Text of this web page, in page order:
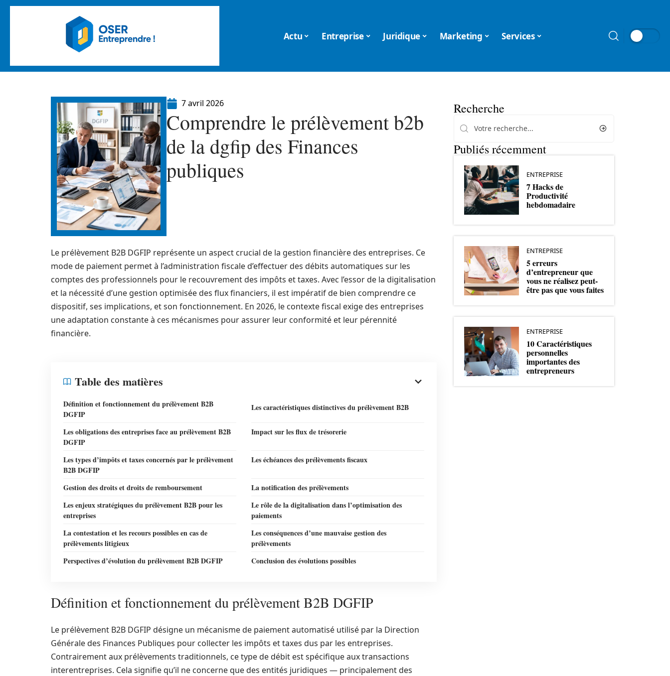
Actu Entreprise Juridique Marketing Services
7 avril 2026
Comprendre le prélèvement b2b
de la dgfip des Finances
publiques
Le prélèvement B2B DGFIP représente un aspect crucial de la gestion financière des entreprises. Ce
mode de paiement permet à l’administration fiscale d’effectuer des débits automatiques sur les
comptes des professionnels pour le recouvrement des impôts et taxes. Avec l’essor de la digitalisation
et la nécessité d’une gestion optimisée des flux financiers, il est impératif de bien comprendre ce
dispositif, ses implications, et son fonctionnement. En 2026, le contexte fiscal exige des entreprises
une adaptation constante à ces mécanismes pour assurer leur conformité et leur pérennité
financière.
Table des matières
Définition et fonctionnement du prélèvement B2B
DGFIP
Les caractéristiques distinctives du prélèvement B2B
Les obligations des entreprises face au prélèvement B2B
DGFIP
Impact sur les flux de trésorerie
Les types d’impôts et taxes concernés par le prélèvement
B2B DGFIP
Les échéances des prélèvements fiscaux
Gestion des droits et droits de remboursement
La notification des prélèvements
Les enjeux stratégiques du prélèvement B2B pour les
entreprises
Le rôle de la digitalisation dans l’optimisation des
paiements
La contestation et les recours possibles en cas de
prélèvements litigieux
Les conséquences d’une mauvaise gestion des
prélèvements
Perspectives d’évolution du prélèvement B2B DGFIP
Conclusion des évolutions possibles
Définition et fonctionnement du prélèvement B2B DGFIP
Le prélèvement B2B DGFIP désigne un mécanisme de paiement automatisé utilisé par la Direction
Générale des Finances Publiques pour collecter les impôts et taxes dus par les entreprises.
Contrairement aux prélèvements traditionnels, ce type de débit est spécifique aux transactions
interentreprises. Cela signifie qu’il ne concerne que des entités juridiques — principalement des
Recherche
Publiés récemment
ENTREPRISE
7 Hacks de
Productivité
hebdomadaire
ENTREPRISE
5 erreurs
d’entrepreneur que
vous ne réalisez peut-
être pas que vous faites
ENTREPRISE
10 Caractéristiques
personnelles
importantes des
entrepreneurs